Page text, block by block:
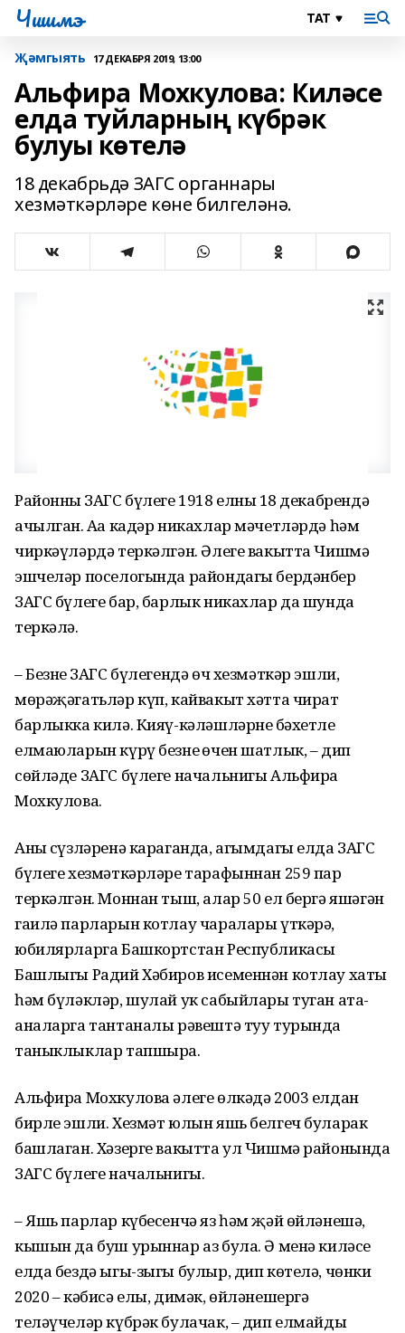
Чишмэ
Җәмгыять 17 ДЕКАБРЯ 2019, 13:00
Альфира Мохкулова: Киләсе
елда туйларның күбрәк
булуы көтелә
18 декабрьдә ЗАГС органнары
хезмәткәрләре көне билгеләнә.
Районның ЗАГС бүлеге 1918 елның 18 декабрендә
ачылган. Аңа кадәр никахлар мәчетләрдә һәм
чиркәүләрдә теркәлгән. Әлеге вакытта Чишмә
эшчеләр поселогында райондагы бердәнбер
ЗАГС бүлеге бар, барлык никахлар да шунда
теркәлә.
– Безнең ЗАГС бүлегендә өч хезмәткәр эшли,
мөрәҗәгатьләр күп, кайвакыт хәтта чират
барлыкка килә. Кияү-кәләшләрнең бәхетле
елмаюларын күрү безнең өчен шатлык, – дип
сөйләде ЗАГС бүлеге начальнигы Альфира
Мохкулова.
Аның сүзләренә караганда, агымдагы елда ЗАГС
бүлеге хезмәткәрләре тарафыннан 259 пар
теркәлгән. Моннан тыш, алар 50 ел бергә яшәгән
гаилә парларын котлау чаралары үткәрә,
юбилярларга Башкортстан Республикасы
Башлыгы Радий Хәбиров исеменнән котлау хаты
һәм бүләкләр, шулай ук сабыйлары туган ата-
аналарга тантаналы рәвештә туу турында
таныклыклар тапшыра.
Альфира Мохкулова әлеге өлкәдә 2003 елдан
бирле эшли. Хезмәт юлын яшь белгеч буларак
башлаган. Хәзерге вакытта ул Чишмә районында
ЗАГС бүлеге начальнигы.
– Яшь парлар күбесенчә яз һәм җәй өйләнешә,
кышын да буш урыннар аз була. Ә менә киләсе
елда бездә ыгы-зыгы булыр, дип көтелә, чөнки
2020 – кәбисә елы, димәк, өйләнешергә
теләүчеләр күбрәк булачак, – дип елмайды